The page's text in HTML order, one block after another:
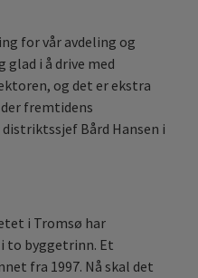
for vår avdeling og
glad i å drive med
og det er ekstra
fremtidens
Bård Hansen i
i Tromsø har
to byggetrinn. Et
fra 1997. Nå skal det